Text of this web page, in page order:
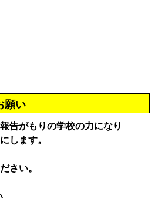
願い
告がもりの学校の力になり
します。
さい。